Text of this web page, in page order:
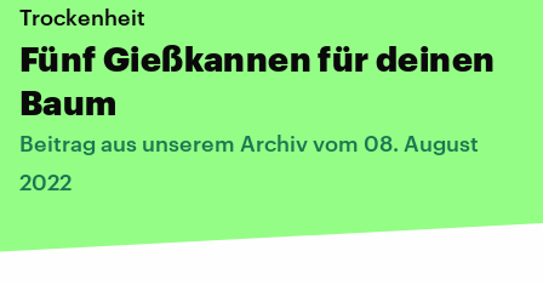
Trockenheit
Fünf Gießkannen für deinen
Baum
Beitrag aus unserem Archiv vom 08. August
2022